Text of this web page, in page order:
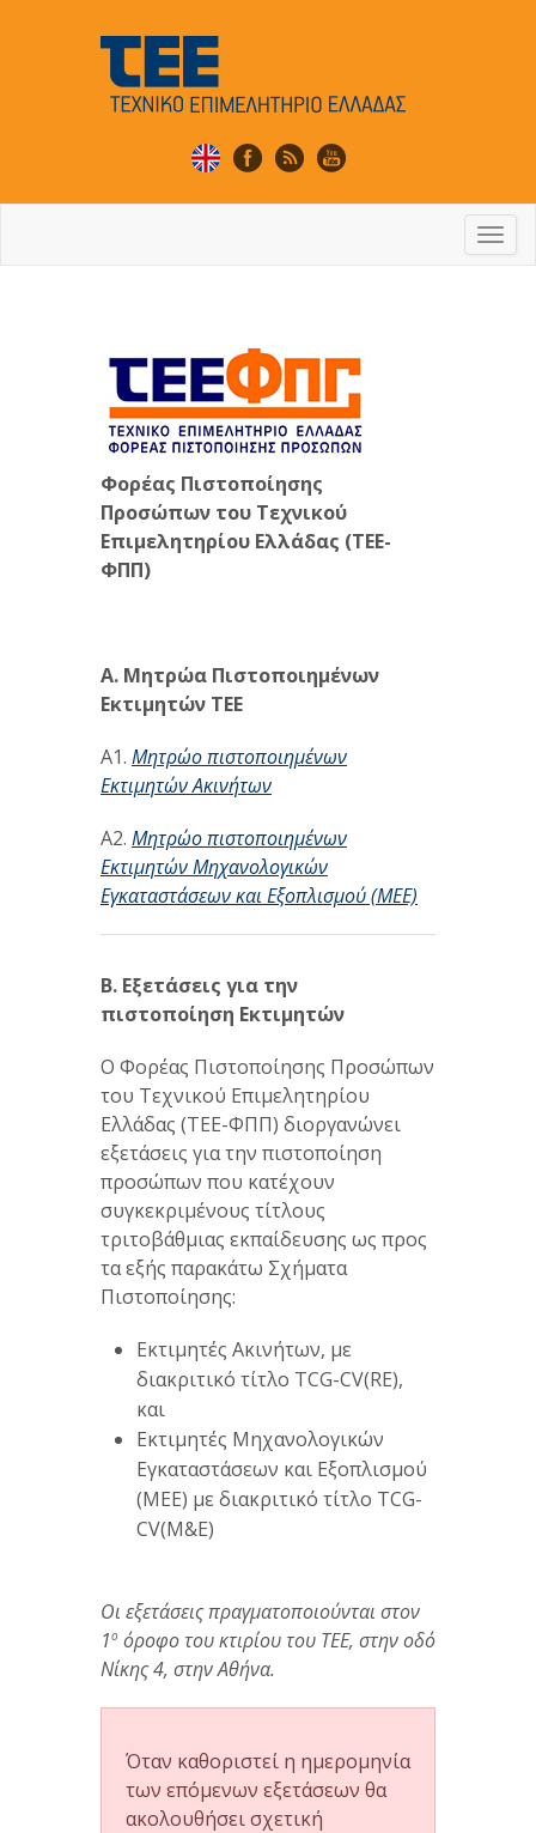
Φορέας Πιστοποίησης
Προσώπων του Τεχνικού
Επιμελητηρίου Ελλάδας (ΤΕΕ-
ΦΠΠ)
Α. Μητρώα Πιστοποιημένων
Εκτιμητών ΤΕΕ
A1. Μητρώο πιστοποιημένων
Εκτιμητών Ακινήτων
A2. Μητρώο πιστοποιημένων
Εκτιμητών Μηχανολογικών
Εγκαταστάσεων και Εξοπλισμού (ΜΕΕ)
Β. Εξετάσεις για την
πιστοποίηση Εκτιμητών
Ο Φορέας Πιστοποίησης Προσώπων
του Τεχνικού Επιμελητηρίου
Ελλάδας (ΤΕΕ-ΦΠΠ) διοργανώνει
εξετάσεις για την πιστοποίηση
προσώπων που κατέχουν
συγκεκριμένους τίτλους
τριτοβάθμιας εκπαίδευσης ως προς
τα εξής παρακάτω Σχήματα
Πιστοποίησης:
Εκτιμητές Ακινήτων, με
διακριτικό τίτλο TCG-CV(RE),
και
Εκτιμητές Μηχανολογικών
Εγκαταστάσεων και Εξοπλισμού
(ΜΕΕ) με διακριτικό τίτλο TCG-
CV(M&E)
Οι εξετάσεις πραγματοποιούνται στον
1ο όροφο του κτιρίου του ΤΕΕ, στην οδό
Νίκης 4, στην Αθήνα.
Όταν καθοριστεί η ημερομηνία
των επόμενων εξετάσεων θα
ακολουθήσει σχετική